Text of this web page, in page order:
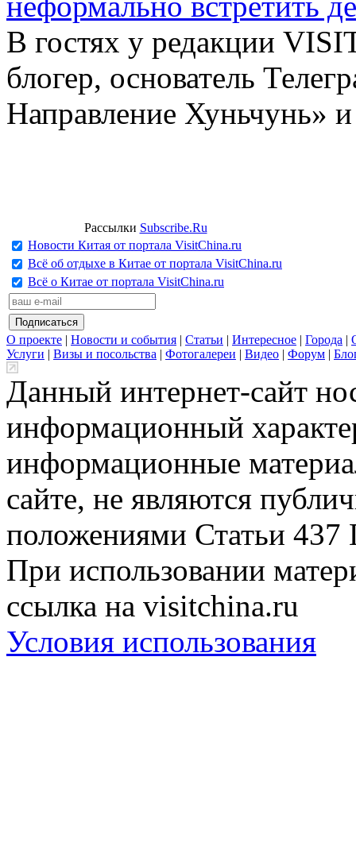
В гостях у редакции
блогер, основатель
Направление Хуньчунь»
Рассылки Subscribe.Ru
Новости Китая от портала VisitChina.ru
Всё об отдыхе в Китае от портала VisitChina.ru
Всё о Китае от портала VisitChina.ru
О проекте | Новости и события | Статьи | Интересное | Города |
Услуги | Визы и посольства | Фотогалереи | Видео | Форум |
Данный интернет-сайт
информационный
информационные
сайте, не являются
положениями Статьи 437
При использовании
ссылка на visitchina.ru
Условия использования